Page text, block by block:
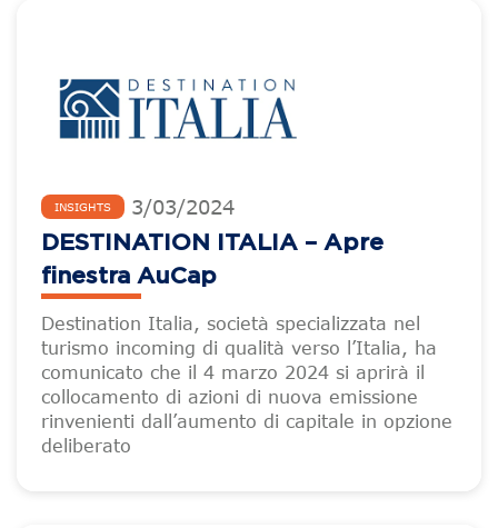
INSIGHTS 3/03/2024
DESTINATION ITALIA – Apre
finestra AuCap
Destination Italia, società specializzata nel
turismo incoming di qualità verso l’Italia, ha
comunicato che il 4 marzo 2024 si aprirà il
collocamento di azioni di nuova emissione
rinvenienti dall’aumento di capitale in opzione
deliberato